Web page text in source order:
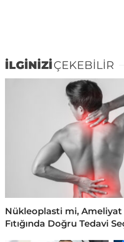
İLGİNİZİÇEKEBİLİR
Nükleoplasti mi, Ameliyat
Fıtığında Doğru Tedavi